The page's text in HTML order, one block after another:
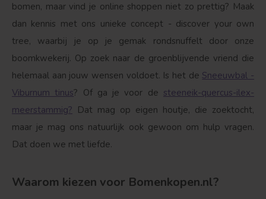
bomen, maar vind je online shoppen niet zo prettig? Maak
dan kennis met ons unieke concept - discover your own
tree, waarbij je op je gemak rondsnuffelt door onze
boomkwekerij. Op zoek naar de groenblijvende vriend die
helemaal aan jouw wensen voldoet. Is het deSneeuwbal -
Viburnum tinus? Of ga je voor de steeneik-quercus-ilex-
meerstammig? Dat mag op eigen houtje, die zoektocht,
maar je mag ons natuurlijk ook gewoon om hulp vragen.
Dat doen we met liefde.
Waarom kiezen voor Bomenkopen.nl?